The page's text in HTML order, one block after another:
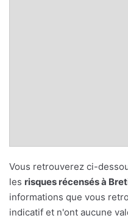
Vous retrouverez ci-
les risques récensés à
informations que vous
indicatif et n'ont aucune